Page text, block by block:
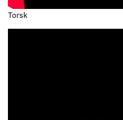
Torsk